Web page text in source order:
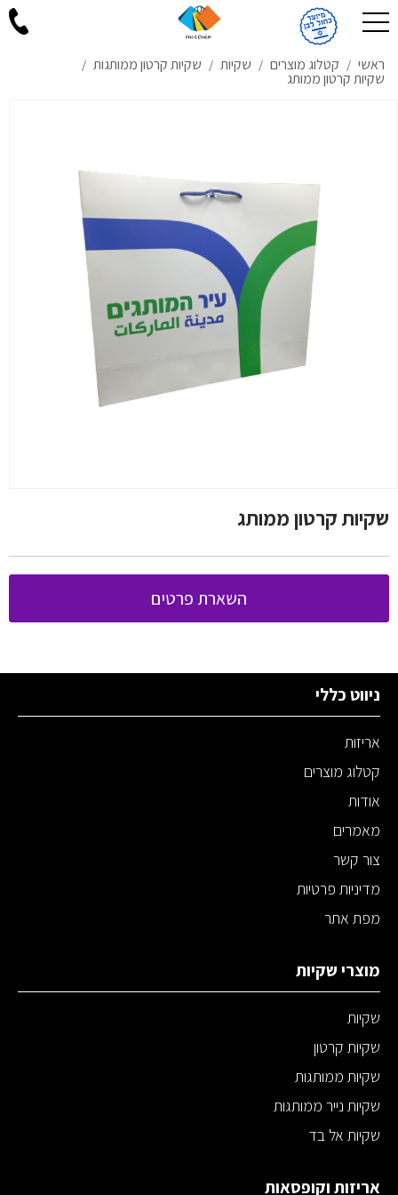
ראשי / קטלוג מוצרים / שקיות / שקיות קרטון ממותגות /
שקיות קרטון ממותג
שקיות קרטון ממותג
השארת פרטים
ניווט כללי
אריזות
קטלוג מוצרים
אודות
מאמרים
צור קשר
מדיניות פרטיות
מפת אתר
מוצרי שקיות
שקיות
שקיות קרטון
שקיות ממותגות
שקיות נייר ממותגות
שקיות אל בד
אריזות וקופסאות